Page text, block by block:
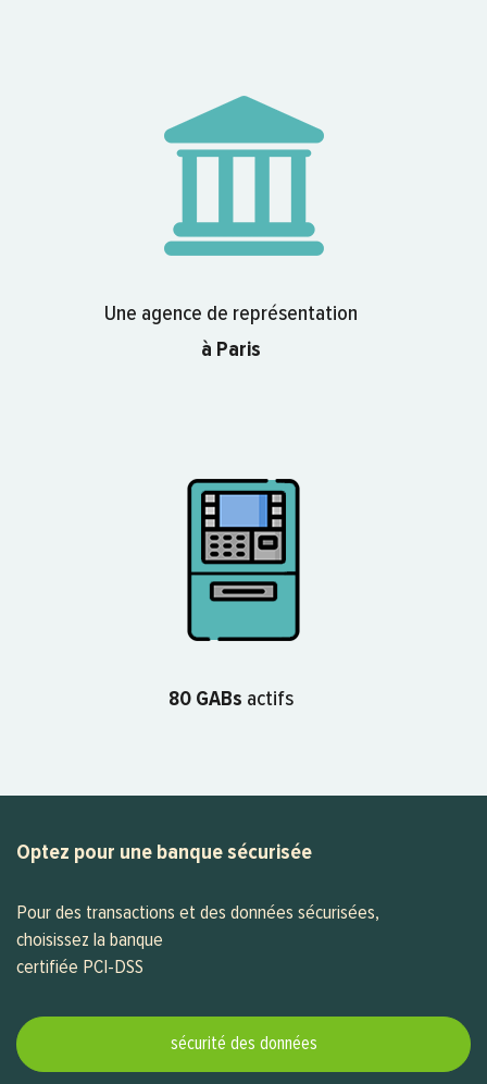
Une agence de représentation
à Paris
80 GABs actifs
Optez pour une banque sécurisée
Pour des transactions et des données sécurisées,
choisissez la banque
certifiée PCI-DSS
sécurité des données